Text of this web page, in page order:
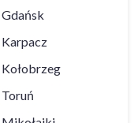
Gdańsk
Karpacz
Kołobrzeg
Toruń